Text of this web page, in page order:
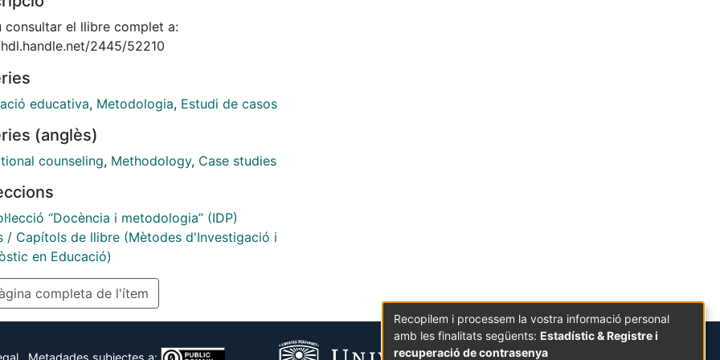
que decida profundizar en la metodología
como
didáctica.
referencias bibliográficas que puedan servir de
información concreta sobre el tópico que nos
consultar el llibre complet a:
2445/52210
educativa, Metodologia, Estudi de casos
(anglès)
counseling, Methodology, Case studies
“Docència i metodologia” (IDP)
/ Capítols de llibre (Mètodes d'Investigació i
en Educació)
completa de l'ítem
Recopilem i processem la vostra informació personal
amb les finalitats següents: Estadístic & Registre i
recuperació de contrasenya